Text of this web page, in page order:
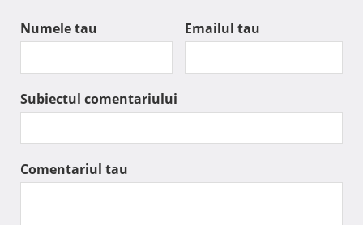
Numele tau Emailul tau
Subiectul comentariului
Comentariul tau